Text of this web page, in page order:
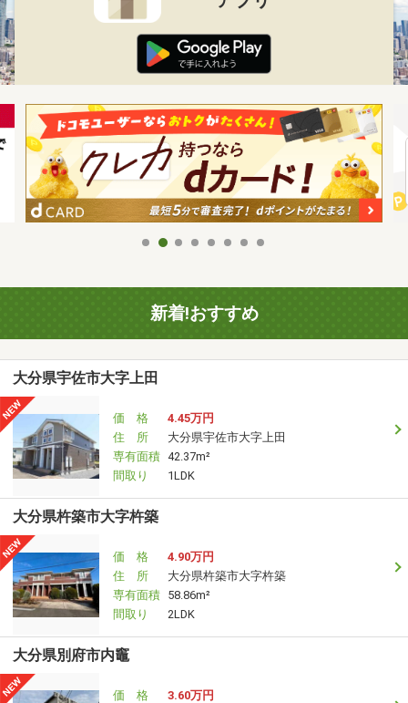
新着!おすすめ
大分県宇佐市大字上田
価 格
4.45万円
住 所
大分県宇佐市大字上田
専有面積 42.37m²
間取り
1LDK
大分県杵築市大字杵築
価 格
4.90万円
住 所
大分県杵築市大字杵築
専有面積 58.86m²
間取り
2LDK
大分県別府市内竈
価 格
3.60万円